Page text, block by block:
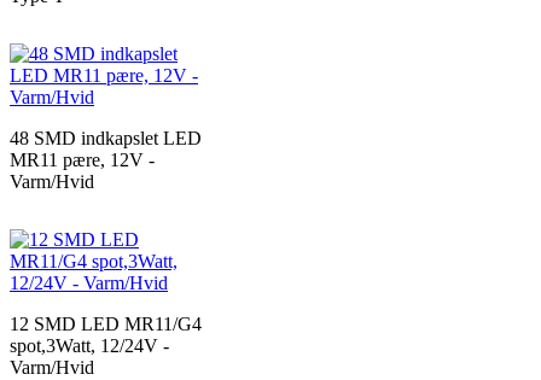
48 SMD indkapslet LED
MR11 pære, 12V -
Varm/Hvid
12 SMD LED MR11/G4
spot,3Watt, 12/24V -
Varm/Hvid